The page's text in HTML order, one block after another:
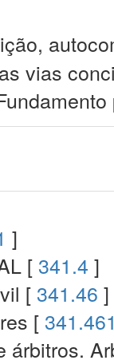
vias
]
[ 341.4 ]
[ 341.46 ]
[
árbitros.